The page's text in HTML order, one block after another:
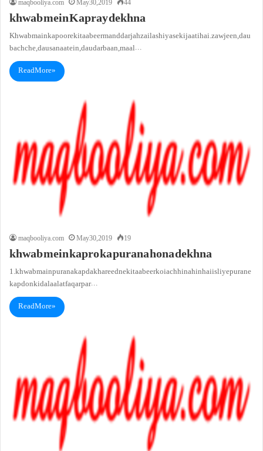
maqbooliya.com May 30, 2019 44
khwab mein Kapray dekhna
Khwab main kapoore ki taabeer manddarjah zail ashiya se ki jaati hai. zawjeen, dau
bachche, dau sanaatein, dau darbaan, maal…
Read More »
maqbooliya.com May 30, 2019 19
khwab mein kapro ka purana hona dekhna
1. khwab main purana kapda khareedne ki taabeer koi achhi nahin hai is liye purane
kapdon ki dalaalat faqar par…
Read More »